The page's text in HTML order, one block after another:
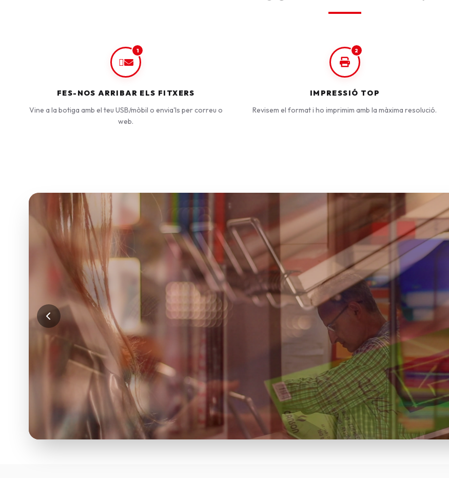
1
FES-NOS ARRIBAR ELS FITXERS
Vine a la botiga amb el teu USB/mòbil o envia'ls per correu o
web.
2
IMPRESSIÓ TOP
Revisem el format i ho imprimim amb la màxima resolució.